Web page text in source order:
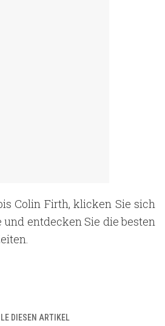
Colin Firth, klicken Sie sich
und entdecken Sie die besten
DIESEN ARTIKEL